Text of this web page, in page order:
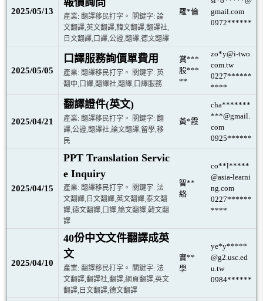
2025/05/13
報價詢問
產業: 翻譯移民打字。 關鍵字: 論
文翻譯,英文翻譯,韓文翻譯,翻譯社,
日文翻譯,口譯,公證,翻譯,德文翻譯
羅*倫
gmail.com
0972******
2025/05/05
口譯服務詢價單費用
產業: 翻譯移民打字。 關鍵字: 英
翻中,口譯,翻譯社,翻譯,口譯服務
賞***
股***
**
zo*y@i-two.
com.tw
0227******
****
2025/04/21
翻譯證件(英文)
產業: 翻譯移民打字。 關鍵字: 翻
譯,公證,翻譯社,論文翻譯,留學,移
民
黃*霞
cha*******
***@gmail.
com
0925******
2025/04/15
PPT Translation Servic
e Inquiry
產業: 翻譯移民打字。 關鍵字: 法
文翻譯,日文翻譯,英文翻譯,泰文翻
譯,德文翻譯,口譯,論文翻譯,韓文翻
譯
智**
絡
co**l*****
@asia-learni
ng.com
0227******
****
2025/04/10
40份中文文件翻譯成英
文
產業: 翻譯移民打字。 關鍵字: 法
文翻譯,翻譯社,翻譯,網頁翻譯,英文
翻譯,日文翻譯,德文翻譯
實**
學
ye*y*****
@g2.usc.ed
u.tw
0984******